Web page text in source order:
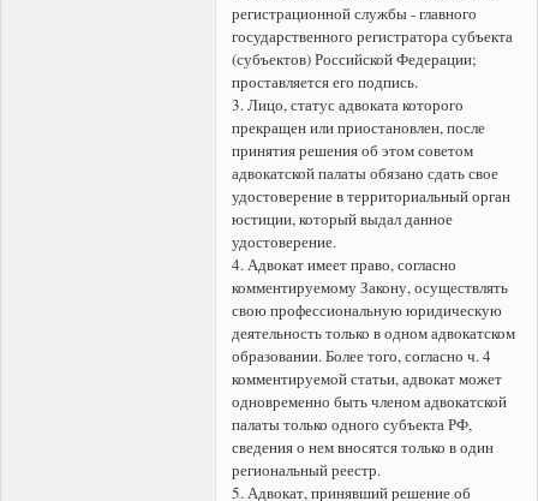
регистрационной службы - главного
государственного регистратора субъекта
(субъектов) Российской Федерации;
проставляется его подпись.
3. Лицо, статус адвоката которого
прекращен или приостановлен, после
принятия решения об этом советом
адвокатской палаты обязано сдать свое
удостоверение в территориальный орган
юстиции, который выдал данное
удостоверение.
4. Адвокат имеет право, согласно
комментируемому Закону, осуществлять
свою профессиональную юридическую
деятельность только в одном адвокатском
образовании. Более того, согласно ч. 4
комментируемой статьи, адвокат может
одновременно быть членом адвокатской
палаты только одного субъекта РФ,
сведения о нем вносятся только в один
региональный реестр.
5. Адвокат, принявший решение об